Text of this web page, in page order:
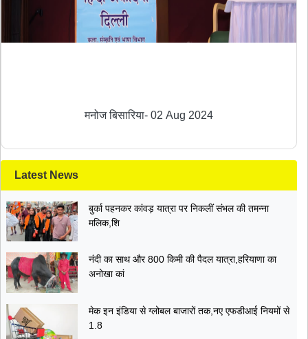
मनोज बिसारिया- 02 Aug 2024
Latest News
बुर्का पहनकर कांवड़ यात्रा पर निकलीं संभल की तमन्ना
मलिक,शि
नंदी का साथ और 800 किमी की पैदल यात्रा,हरियाणा का
अनोखा कां
मेक इन इंडिया से ग्लोबल बाजारों तक,नए एफडीआई नियमों से
1.8